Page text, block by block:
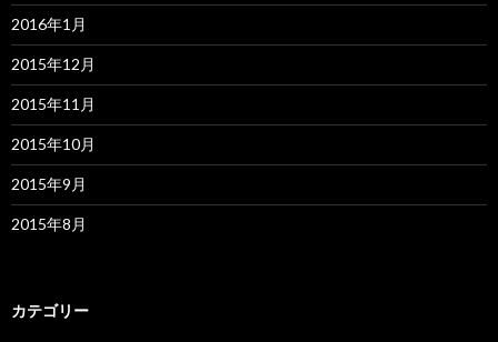
2016年1月
2015年12月
2015年11月
2015年10月
2015年9月
2015年8月
カテゴリー